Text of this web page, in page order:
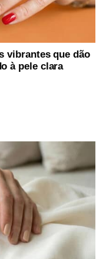
vibrantes que dão
à pele clara